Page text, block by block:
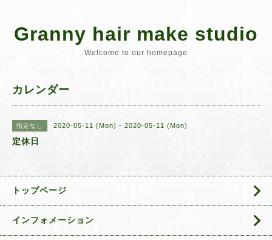
Granny hair make studio
Welcome to our homepage
カレンダー
指定なし 2020-05-11 (Mon) - 2020-05-11 (Mon)
定休日
トップページ
インフォメーション